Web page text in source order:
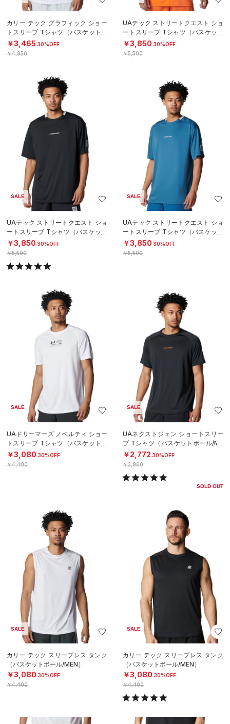
カリー テック グラフィック ショー
トスリーブ Tシャツ（バスケットボ
ール/MEN）
￥3,465 30%OFF
￥4,950
UAテック ストリートクエスト ショ
ートスリーブ Tシャツ（バスケット
ボール/MEN）
￥3,850 30%OFF
￥5,500
SALE
UAテック ストリートクエスト ショ
ートスリーブ Tシャツ（バスケット
ボール/MEN）
￥3,850 30%OFF
￥5,500
SALE
UAテック ストリートクエスト ショ
ートスリーブ Tシャツ（バスケット
ボール/MEN）
￥3,850 30%OFF
￥5,500
SALE
UAドリーマーズ ノベルティ ショー
トスリーブ Tシャツ（バスケットボ
ール/MEN）
￥3,080 30%OFF
￥4,400
SALE
UAネクストジェン ショートスリー
ブ Tシャツ（バスケットボール/ME
N）
￥2,772 30%OFF
￥3,960
SOLD OUT
SALE
カリー テック スリーブレス タンク
（バスケットボール/MEN）
￥3,080 30%OFF
￥4,400
SALE
カリー テック スリーブレス タンク
（バスケットボール/MEN）
￥3,080 30%OFF
￥4,400